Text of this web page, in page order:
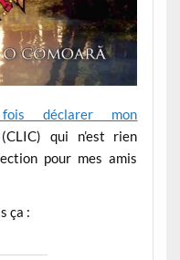
déclarer mon
(CLIC) qui n’est rien
pour mes amis
ça :